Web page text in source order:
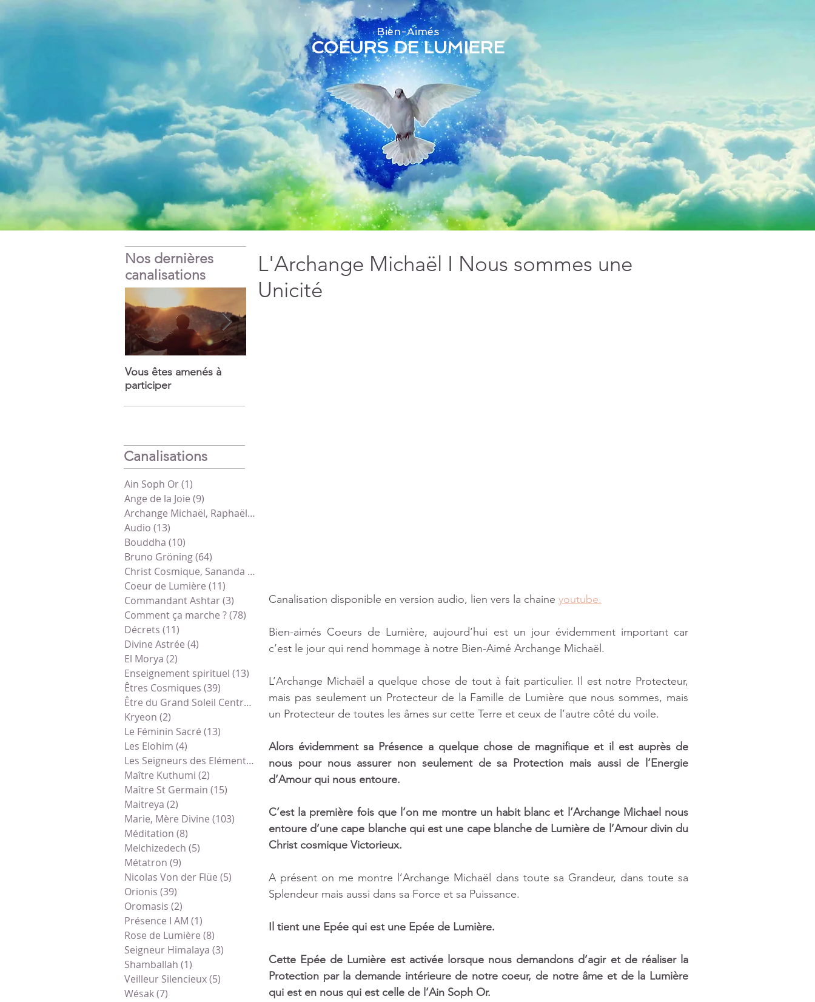
Bien-Aimés
COEURS DE LUMIERE
Nos dernières
canalisations
Vous êtes amenés à
participer
Canalisations
Ain Soph Or(1)
Ange de la Joie (9)
Archange Michaël, Raphaël, Gabriel
Audio (13)
Bouddha (10)
Bruno Gröning(64)
Christ Cosmique, Sananda (79)
Coeur de Lumière (11)
Commandant Ashtar(3)
Comment ça marche ?(78)
Décrets (11)
Divine Astrée (4)
El Morya (2)
Enseignement spirituel (13)
Êtres Cosmiques (39)
Être du Grand Soleil Central
1 post
Kryeon (2)
Le Féminin Sacré (13)
Les Elohim (4)
Les Seigneurs des Eléments
1 post
Maître Kuthumi (2)
Maître St Germain (15)
Maitreya (2)
Marie, Mère Divine (103) 103 posts
Méditation (8)
Melchizedech (5)
Métatron (9)
Nicolas Von der Flüe (5)
Orionis (39)
Oromasis (2)
Présence I AM (1)
Rose de Lumière (8)
Seigneur Himalaya (3)
Shamballah (1)
Veilleur Silencieux(5)
Wésak(7)
L'Archange Michaël I Nous sommes une
Unicité
Canalisation disponible en version audio, lien vers la chaine youtube.
Bien-aimés Coeurs de Lumière, aujourd’hui est un jour évidemment important car
c’est le jour qui rend hommage à notre Bien-Aimé Archange Michaël.
L’Archange Michaël a quelque chose de tout à fait particulier. Il est notre Protecteur,
mais pas seulement un Protecteur de la Famille de Lumière que nous sommes, mais
un Protecteur de toutes les âmes sur cette Terre et ceux de l’autre côté du voile.
Alors évidemment sa Présence a quelque chose de magnifique et il est auprès de
nous pour nous assurer non seulement de sa Protection mais aussi de l’Energie
d’Amour qui nous entoure.
C’est la première fois que l’on me montre un habit blanc et l’Archange Michael nous
entoure d’une cape blanche qui est une cape blanche de Lumière de l’Amour divin du
Christ cosmique Victorieux.
A présent on me montre l’Archange Michaël dans toute sa Grandeur, dans toute sa
Splendeur mais aussi dans sa Force et sa Puissance.
Il tient une Epée qui est une Epée de Lumière.
Cette Epée de Lumière est activée lorsque nous demandons d’agir et de réaliser la
Protection par la demande intérieure de notre coeur, de notre âme et de la Lumière
qui est en nous qui est celle de l’Ain Soph Or.